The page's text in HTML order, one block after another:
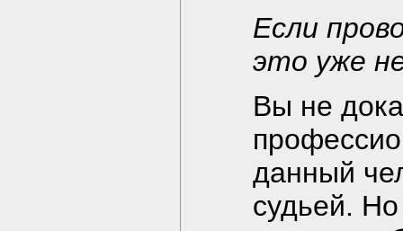
Если
это уже
Вы не
данный
судьей. Но